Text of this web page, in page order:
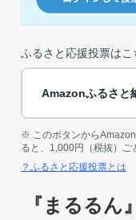
ふるさと応援投票はこ
Amazonふるさと
※ このボタンから
ると、1,000円（税抜）ご
？ふるさと応援投票とは
『まるるん